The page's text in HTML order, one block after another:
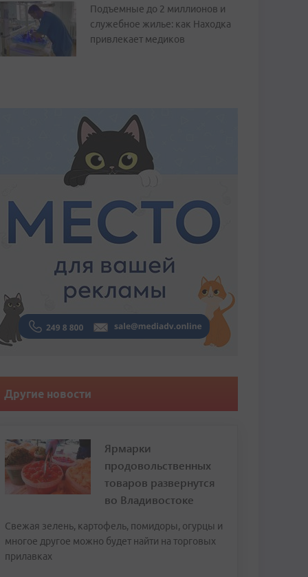
Подъемные до 2 миллионов и
служебное жилье: как Находка
привлекает медиков
Другие новости
Ярмарки
продовольственных
товаров развернутся
во Владивостоке
Свежая зелень, картофель, помидоры, огурцы и
многое другое можно будет найти на торговых
прилавках